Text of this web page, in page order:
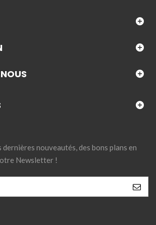
nouveautés, des bons plans en
Newsletter !